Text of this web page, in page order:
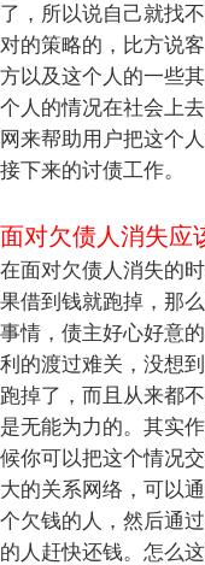
了，所以说自己就找
对的策略的，比方说
方以及这个人的一些
个人的情况在社会上
网来帮助用户把这个
接下来的讨债工作。
面对欠债人消失应
在面对欠债人消失的
果借到钱就跑掉，那
事情，债主好心好意
利的渡过难关，没想
跑掉了，而且从来都
是无能为力的。其实
候你可以把这个情况
大的关系网络，可以
个欠钱的人，然后通
的人赶快还钱。怎么